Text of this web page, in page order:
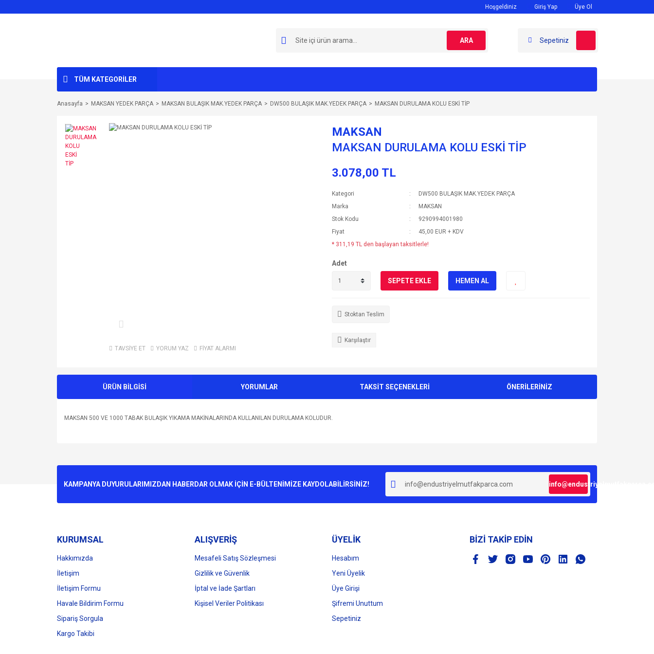
Hoşgeldiniz Giriş Yap Üye Ol
ARA Sepetiniz
TÜM KATEGORİLER
Anasayfa MAKSAN YEDEK PARÇA MAKSAN BULAŞIK MAK.YEDEK PARÇA DW500 BULAŞIK MAK.YEDEK PARÇA MAKSAN DURULAMA KOLU ESKİ TİP
TAVSİYE ET YORUM YAZ FİYAT ALARMI
MAKSAN
MAKSAN DURULAMA KOLU ESKİ TİP
3.078,00 TL
Kategori
DW500 BULAŞIK MAK.YEDEK PARÇA
Marka
MAKSAN
Stok Kodu
9290994001980
Fiyat
45,00 EUR + KDV
* 311,19 TL den başlayan taksitlerle!
Adet
SEPETE EKLE HEMEN AL
Stoktan Teslim
Karşılaştır
ÜRÜN BİLGİSİ YORUMLAR TAKSİT SEÇENEKLERİ ÖNERİLERİNİZ
MAKSAN 500 VE 1000 TABAK BULAŞIK YIKAMA MAKİNALARINDA KULLANILAN DURULAMA KOLUDUR.
Ürün resmi kalitesiz, bozuk veya görüntülenemiyor.
Bu ürüne benzer farklı alternatifler olmalı.
Gönder
KAMPANYA DUYURULARIMIZDAN HABERDAR OLMAK İÇİN E-BÜLTENİMİZE KAYDOLABİLİRSİNİZ!
KURUMSAL
Hakkımızda
İletişim
İletişim Formu
Havale Bildirim Formu
Sipariş Sorgula
Kargo Takibi
ALIŞVERİŞ
Mesafeli Satış Sözleşmesi
Gizlilik ve Güvenlik
İptal ve İade Şartları
Kişisel Veriler Politikası
ÜYELİK
Hesabım
Yeni Üyelik
Üye Girişi
Şifremi Unuttum
Sepetiniz
BİZİ TAKİP EDİN